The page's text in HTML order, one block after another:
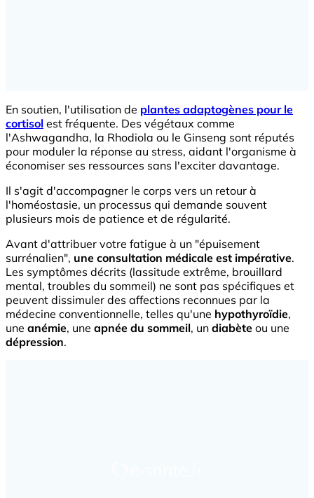
En soutien, l'utilisation de plantes adaptogènes pour le
cortisol est fréquente. Des végétaux comme
l'Ashwagandha, la Rhodiola ou le Ginseng sont réputés
pour moduler la réponse au stress, aidant l'organisme à
économiser ses ressources sans l'exciter davantage.
Il s'agit d'accompagner le corps vers un retour à
l'homéostasie, un processus qui demande souvent
plusieurs mois de patience et de régularité.
Avant d'attribuer votre fatigue à un "épuisement
surrénalien", une consultation médicale est impérative.
Les symptômes décrits (lassitude extrême, brouillard
mental, troubles du sommeil) ne sont pas spécifiques et
peuvent dissimuler des affections reconnues par la
médecine conventionnelle, telles qu'une hypothyroïdie,
une anémie, une apnée du sommeil, un diabète ou une
dépression.